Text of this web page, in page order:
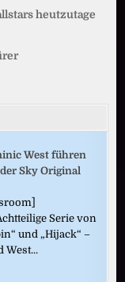
heutzutage
West führen
Sky Original
Serie von
und „Hijack“ –